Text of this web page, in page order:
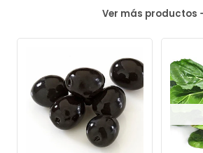
Ver más productos